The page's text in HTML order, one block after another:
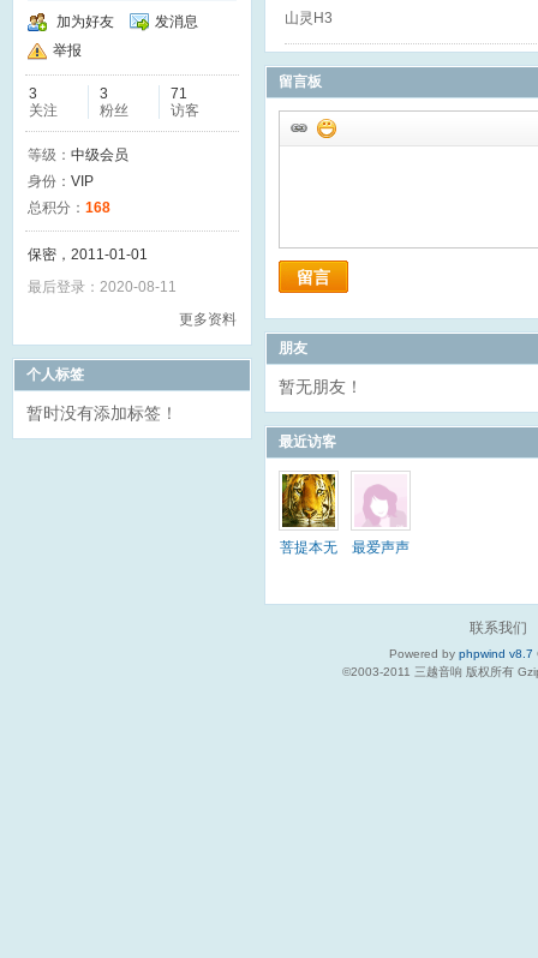
加为好友
发消息
举报
3
关注
3
粉丝
71
访客
等级： 中级会员
身份： VIP
总积分： 168
保密，2011-01-01
最后登录：2020-08-11
更多资料
个人标签
暂时没有添加标签！
山灵H3
留言板
留言
朋友
暂无朋友！
最近访客
菩提本无
最爱声声
联系我们
Powered by phpwind v8.7
©2003-2011 三越音响 版权所有